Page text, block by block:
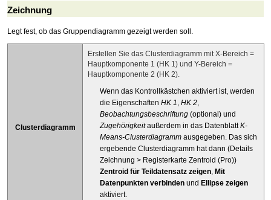
Zeichnung
Legt fest, ob das Gruppendiagramm gezeigt werden soll.
Clusterdiagramm
Erstellen Sie das Clusterdiagramm mit X-Bereich =
Hauptkomponente 1 (HK 1) und Y-Bereich =
Hauptkomponente 2 (HK 2).
Wenn das Kontrollkästchen aktiviert ist, werden
die Eigenschaften HK 1, HK 2,
Beobachtungsbeschriftung (optional) und
Zugehörigkeitaußerdem in das DatenblattK-
Means-Clusterdiagramm ausgegeben. Das sich
ergebende Clusterdiagramm hat dann (Details
Zeichnung > Registerkarte Zentroid (Pro))
Zentroid für Teildatensatz zeigen, Mit
Datenpunkten verbinden und Ellipse zeigen
aktiviert.